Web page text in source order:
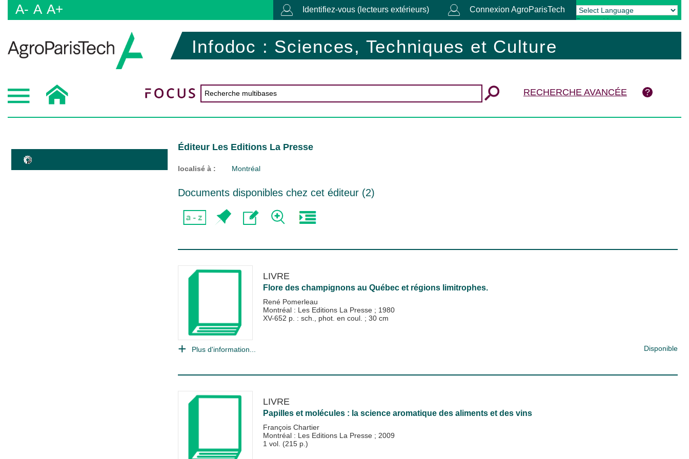
A- A A+ Identifiez-vous (lecteurs extérieurs) Connexion AgroParisTech
Powered by Translate
Infodoc : Sciences, Techniques et Culture
RECHERCHE AVANCÉE
Éditeur Les Editions La Presse
localisé à : Montréal
Documents disponibles chez cet éditeur (2)
LIVRE
Flore des champignons au Québec et régions limitrophes.
René Pomerleau
Montréal : Les Editions La Presse ; 1980
XV-652 p. : sch., phot. en coul. ; 30 cm
Plus d'information... Disponible
LIVRE
Papilles et molécules : la science aromatique des aliments et des vins
François Chartier
Montréal : Les Editions La Presse ; 2009
1 vol. (215 p.)